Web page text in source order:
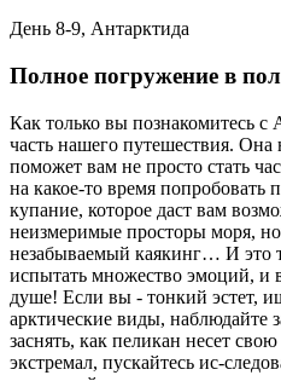
День 8-9, Антарктида
Полное погружение в
Как только вы познакомитесь с
часть нашего путешествия. Она
поможет вам не просто стать
на какое-то время попробовать
купание, которое даст вам
неизмеримые просторы моря,
незабываемый каякинг… И это
испытать множество эмоций, и
душе! Если вы - тонкий эстет,
арктические виды, наблюдайте
заснять, как пеликан несет
экстремал, пускайтесь ис-